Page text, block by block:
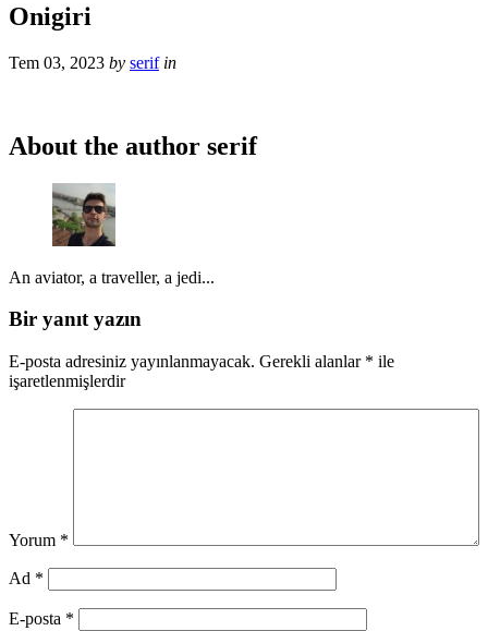
Onigiri
Tem 03, 2023 by serif in
About the author serif
An aviator, a traveller, a jedi...
Bir yanıt yazın
E-posta adresiniz yayınlanmayacak. Gerekli alanlar * ile
işaretlenmişlerdir
Yorum *
Ad *
E-posta *